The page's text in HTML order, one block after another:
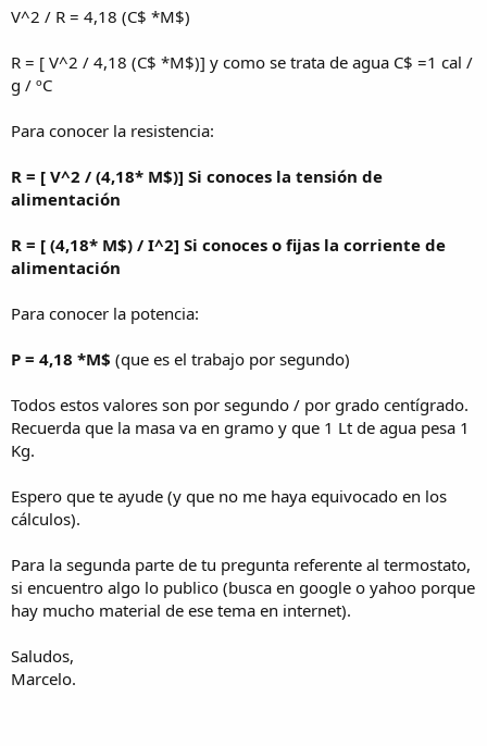
V^2 / R = 4,18 (C$ *M$)
R = [ V^2 / 4,18 (C$ *M$)] y como se trata de agua C$ =1 cal /
g / ºC
Para conocer la resistencia:
R = [ V^2 / (4,18* M$)] Si conoces la tensión de
alimentación
R = [ (4,18* M$) / I^2] Si conoces o fijas la corriente de
alimentación
Para conocer la potencia:
P = 4,18 *M$ (que es el trabajo por segundo)
Todos estos valores son por segundo / por grado centígrado.
Recuerda que la masa va en gramo y que 1 Lt de agua pesa 1
Kg.
Espero que te ayude (y que no me haya equivocado en los
cálculos).
Para la segunda parte de tu pregunta referente al termostato,
si encuentro algo lo publico (busca en google o yahoo porque
hay mucho material de ese tema en internet).
Saludos,
Marcelo.